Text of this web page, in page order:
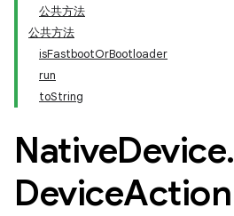
公共方法
公共方法
isFastbootOrBootloader
run
toString
NativeDevice.
DeviceAction